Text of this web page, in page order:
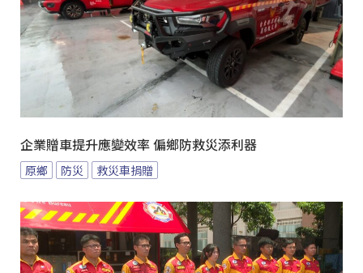
企業贈車提升應變效率 偏鄉防救災添利器
原鄉 防災 救災車捐贈